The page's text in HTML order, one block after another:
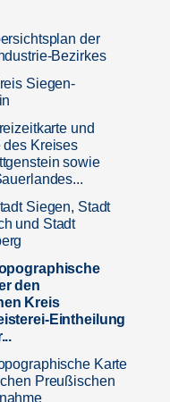
der
Bezirkes
Siegen-
und
des Kreises
sowie
Siegen, Stadt
und Stadt
den
Kreis
Eintheilung
Karte
Preußischen